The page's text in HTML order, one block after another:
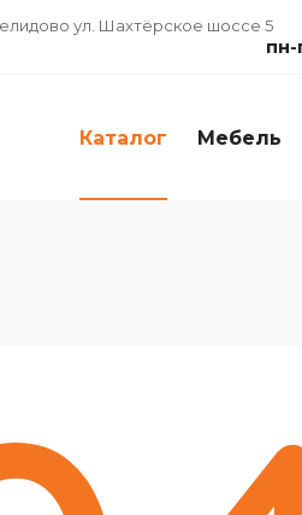
ул. Шахтёрское шоссе 5
пн-
Каталог Мебель